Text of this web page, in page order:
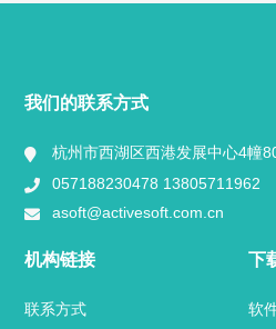
用户案例
业内新闻
官方博客
我们的联系方式
杭州市西湖区西港发展中心4幢
057188230478 13805711962
asoft@activesoft.com.cn
机构链接
联系方式
下
软